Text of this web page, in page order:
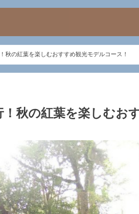
秋の紅葉を楽しむおすすめ観光モデルコース！
！秋の紅葉を楽しむお